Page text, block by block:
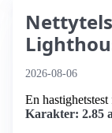
2026-08-06
En
Karakter: 2.85